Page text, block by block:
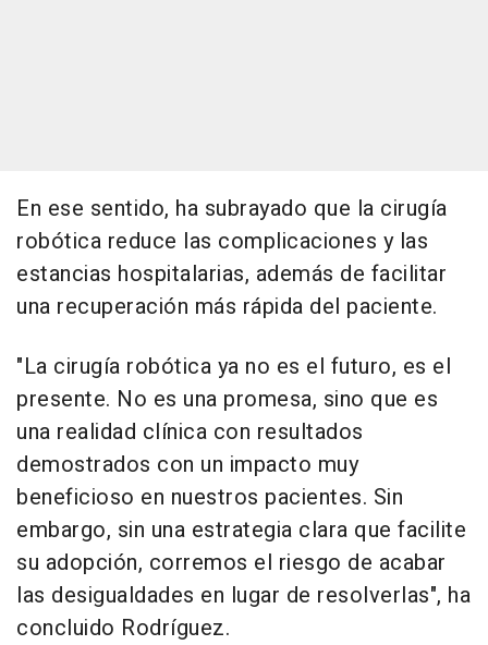
En ese sentido, ha subrayado que la cirugía
robótica reduce las complicaciones y las
estancias hospitalarias, además de facilitar
una recuperación más rápida del paciente.
"La cirugía robótica ya no es el futuro, es el
presente. No es una promesa, sino que es
una realidad clínica con resultados
demostrados con un impacto muy
beneficioso en nuestros pacientes. Sin
embargo, sin una estrategia clara que facilite
su adopción, corremos el riesgo de acabar
las desigualdades en lugar de resolverlas", ha
concluido Rodríguez.